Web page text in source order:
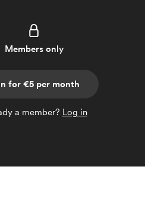
Members only
for €5 per month
a member? Log in